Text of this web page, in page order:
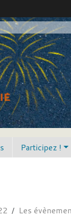
Participez !
Les